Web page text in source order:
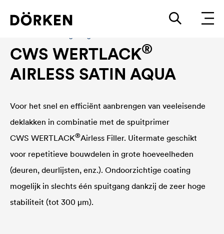
CWS WERTLACK®
AIRLESS SATIN AQUA
Voor het snel en efficiënt aanbrengen van veeleisende
deklakken in combinatie met de spuitprimer
CWS WERTLACK®Airless Filler. Uitermate geschikt
voor repetitieve bouwdelen in grote hoeveelheden
(deuren, deurlijsten, enz.). Ondoorzichtige coating
mogelijk in slechts één spuitgang dankzij de zeer hoge
stabiliteit (tot 300 μm).